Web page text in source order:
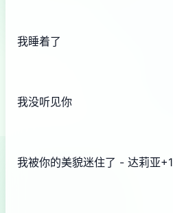
我睡着了
我没听见你
我被你的美貌迷住了 - 达莉亚+1